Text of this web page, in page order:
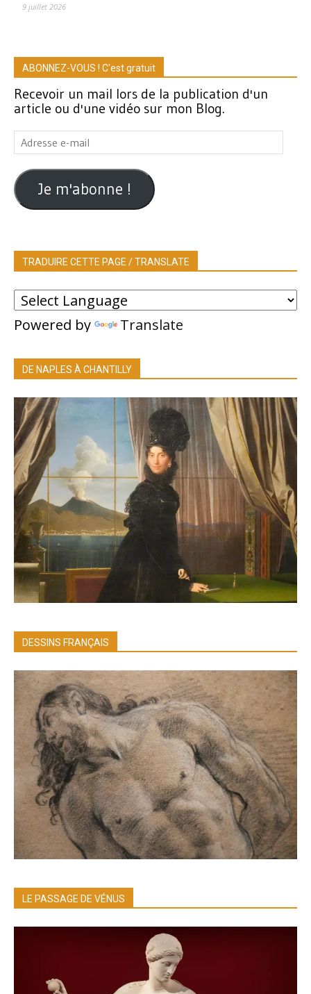
9 juillet 2026
ABONNEZ-VOUS ! C'est gratuit
Recevoir un mail lors de la publication d'un
article ou d'une vidéo sur mon Blog.
Adresse
e-
mail
Je m'abonne !
TRADUIRE CETTE PAGE / TRANSLATE
Powered by Translate
DE NAPLES À CHANTILLY
DESSINS FRANÇAIS
LE PASSAGE DE VÉNUS